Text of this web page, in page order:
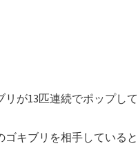
が13匹連続でポップし
キブリを相手している